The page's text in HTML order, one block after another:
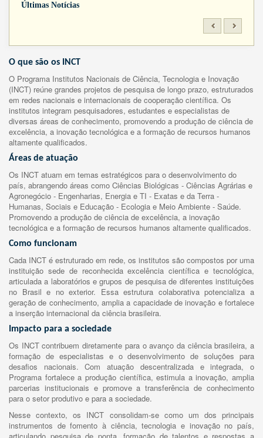
Últimas Notícias
O que são os INCT
O Programa Institutos Nacionais de Ciência, Tecnologia e Inovação
(INCT) reúne grandes projetos de pesquisa de longo prazo, estruturados
em redes nacionais e internacionais de cooperação científica. Os
institutos integram pesquisadores, estudantes e especialistas de
diversas áreas de conhecimento, promovendo a produção de ciência de
excelência, a inovação tecnológica e a formação de recursos humanos
altamente qualificados.
Áreas de atuação
Os INCT atuam em temas estratégicos para o desenvolvimento do
país, abrangendo áreas como Ciências Biológicas - Ciências Agrárias e
Agronegócio - Engenharias, Energia e TI - Exatas e da Terra -
Humanas, Sociais e Educação - Ecologia e Meio Ambiente - Saúde.
Promovendo a produção de ciência de excelência, a inovação
tecnológica e a formação de recursos humanos altamente qualificados.
Como funcionam
Cada INCT é estruturado em rede, os institutos são compostos por uma
instituição sede de reconhecida excelência científica e tecnológica,
articulada a laboratórios e grupos de pesquisa de diferentes instituições
no Brasil e no exterior. Essa estrutura colaborativa potencializa a
geração de conhecimento, amplia a capacidade de inovação e fortalece
a inserção internacional da ciência brasileira.
Impacto para a sociedade
Os INCT contribuem diretamente para o avanço da ciência brasileira, a
formação de especialistas e o desenvolvimento de soluções para
desafios nacionais. Com atuação descentralizada e integrada, o
Programa fortalece a produção científica, estimula a inovação, amplia
parcerias institucionais e promove a transferência de conhecimento
para o setor produtivo e para a sociedade.
Nesse contexto, os INCT consolidam-se como um dos principais
instrumentos de fomento à ciência, tecnologia e inovação no país,